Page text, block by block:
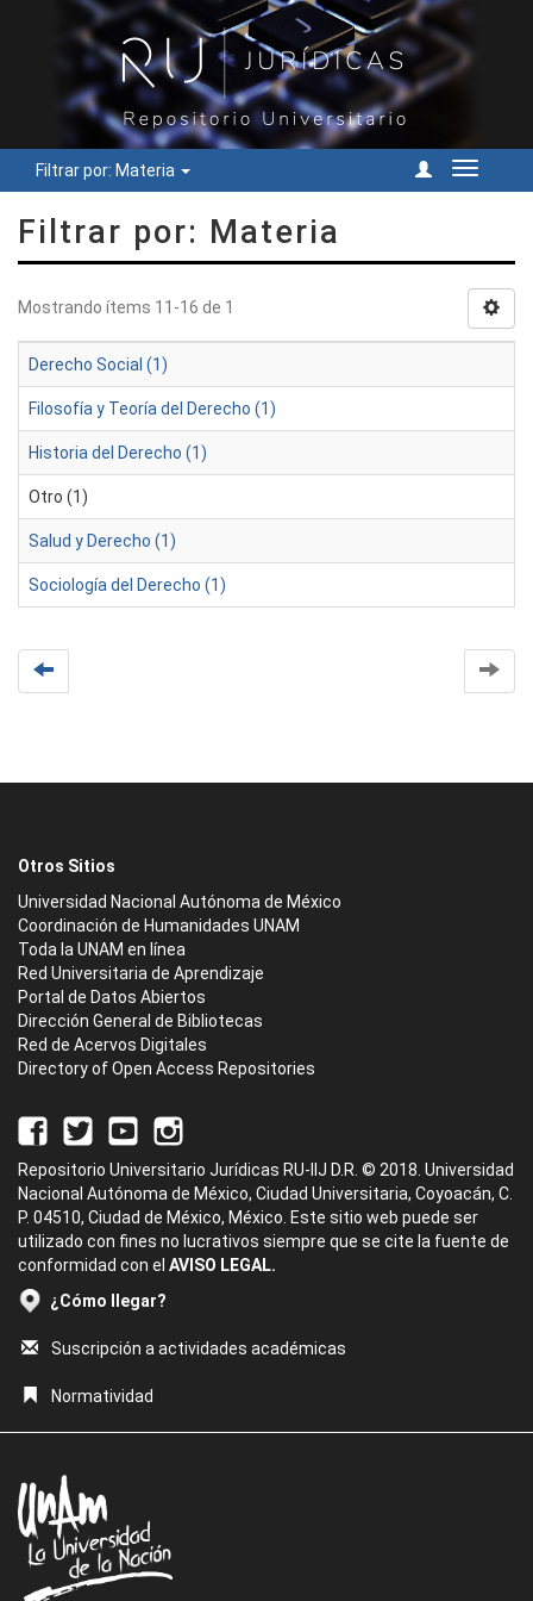
Filtrar por: Materia
Cambiar
Filtrar por: Materia
Mostrando ítems 11-16 de 1
Derecho Social (1)
Filosofía y Teoría del Derecho (1)
Historia del Derecho (1)
Otro (1)
Salud y Derecho (1)
Sociología del Derecho (1)
Otros Sitios
Universidad Nacional Autónoma de México
Coordinación de Humanidades UNAM
Toda la UNAM en línea
Red Universitaria de Aprendizaje
Portal de Datos Abiertos
Dirección General de Bibliotecas
Red de Acervos Digitales
Directory of Open Access Repositories
Repositorio Universitario Jurídicas RU-IIJ D.R. © 2018. Universidad
Nacional Autónoma de México, Ciudad Universitaria, Coyoacán, C.
P. 04510, Ciudad de México, México. Este sitio web puede ser
utilizado con fines no lucrativos siempre que se cite la fuente de
conformidad con el AVISO LEGAL.
¿Cómo llegar?
Suscripción a actividades académicas
Normatividad